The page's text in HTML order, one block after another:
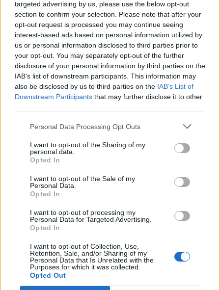
targeted advertising by us, please use the below opt-out
section to confirm your selection. Please note that after your
opt-out request is processed you may continue seeing
interest-based ads based on personal information utilized by
us or personal information disclosed to third parties prior to
your opt-out. You may separately opt-out of the further
disclosure of your personal information by third parties on the
IAB’s list of downstream participants. This information may
also be disclosed by us to third parties on the IAB’s List of
Downstream Participants that may further disclose it to other
Personal Data Processing Opt Outs
I want to opt-out of the Sharing of my
personal data.
Opted In
I want to opt-out of the Sale of my
Personal Data.
Opted In
I want to opt-out of processing my
Personal Data for Targeted Advertising.
Opted In
I want to opt-out of Collection, Use,
Retention, Sale, and/or Sharing of my
Personal Data that Is Unrelated with the
Purposes for which it was collected.
Opted Out
Krisplanen i Norse: 75 jobb
bort och huvudkontoret
flyttas
Det norska långdistansflygbolaget Norse Atlantic
PREMIUM
Norse tappar en fjärdedel av
trafiken
Norse Atlantic Airways redovisar en tydlig ökning